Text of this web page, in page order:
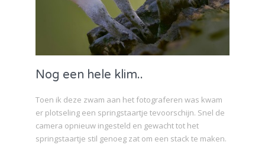
Nog een hele klim..
Toen ik deze zwam aan het fotograferen was kwam
er plotseling een springstaartje tevoorschijn. Snel de
camera opnieuw ingesteld en gewacht tot het
springstaartje stil genoeg zat om een stack te maken.